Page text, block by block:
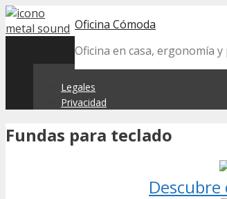
Skip
to
Oficina Cómoda
Oficina en casa, ergonomía
Legales
Privacidad
Fundas para teclado